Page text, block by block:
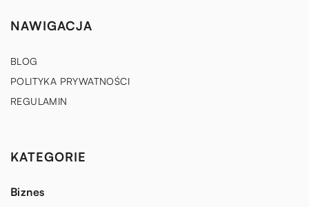
NAWIGACJA
BLOG
POLITYKA PRYWATNOŚCI
REGULAMIN
KATEGORIE
Biznes